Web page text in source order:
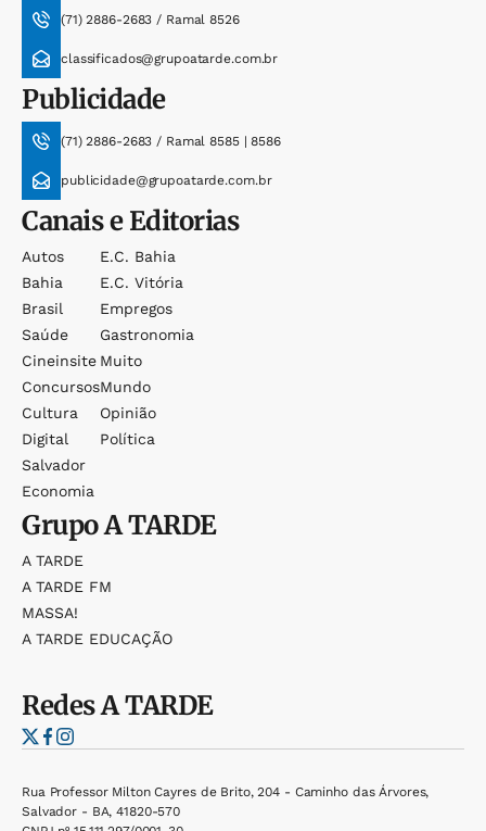
(71) 2886-2683 / Ramal 8526
classificados@grupoatarde.com.br
Publicidade
(71) 2886-2683 / Ramal 8585 | 8586
publicidade@grupoatarde.com.br
Canais e Editorias
Autos
Bahia
Brasil
Saúde
Cineinsite
Concursos
Cultura
Digital
Salvador
Economia
E.c. Bahia
E.c. Vitória
Empregos
Gastronomia
Muito
Mundo
Opinião
Política
GrupoA TARDE
A TARDE
A TARDE FM
MASSA!
A TARDE EDUCAÇÃO
RedesA TARDE
Rua Professor Milton Cayres de Brito, 204 - Caminho das Árvores,
Salvador - BA, 41820-570